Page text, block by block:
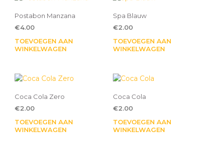
Postabon Manzana
€4.00
TOEVOEGEN AAN
WINKELWAGEN
Spa Blauw
€2.00
TOEVOEGEN AAN
WINKELWAGEN
Coca Cola Zero
€2.00
TOEVOEGEN AAN
WINKELWAGEN
Coca Cola
€2.00
TOEVOEGEN AAN
WINKELWAGEN